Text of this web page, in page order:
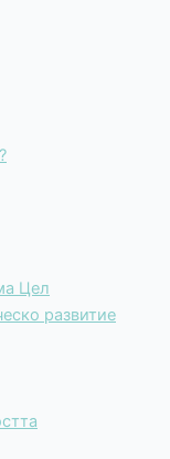
Цел
развитие